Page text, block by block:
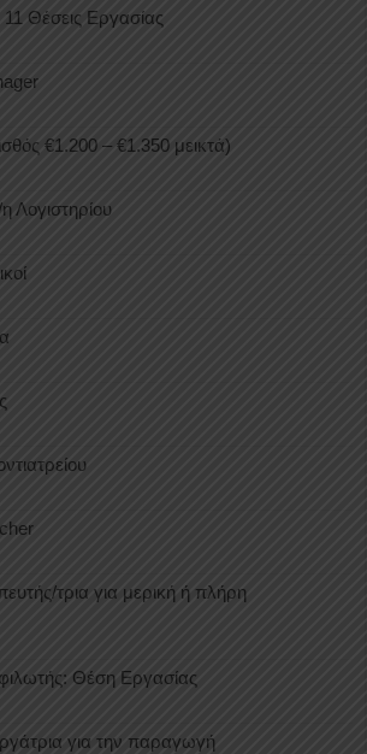
Θέσεις Εργασίας
€1.200 – €1.350 μεικτά)
Λογιστηρίου
τρια για μερική ή πλήρη
Θέση Εργασίας
για την παραγωγή